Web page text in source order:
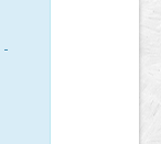
-